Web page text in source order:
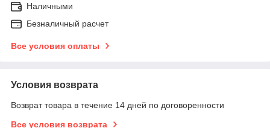
Наличными
Безналичный расчет
Все условия оплаты
Условия возврата
Возврат товара в течение 14 дней по договоренности
Все условия возврата